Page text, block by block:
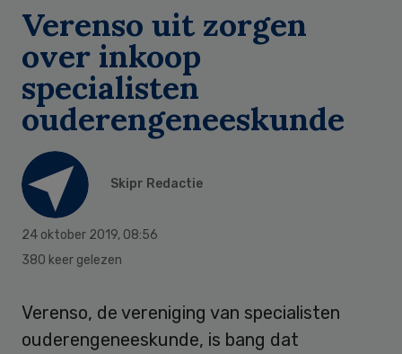
Verenso uit zorgen
over inkoop
specialisten
ouderengeneeskunde
Skipr Redactie
24 oktober 2019, 08:56
380 keer gelezen
Verenso, de vereniging van specialisten
ouderengeneeskunde, is bang dat